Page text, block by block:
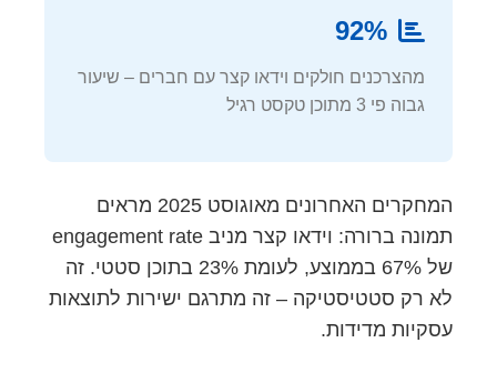
92%
מהצרכנים חולקים וידאו קצר עם חברים – שיעור
גבוה פי 3 מתוכן טקסט רגיל
המחקרים האחרונים מאוגוסט 2025 מראים
תמונה ברורה: וידאו קצר מניב engagement rate
של 67% בממוצע, לעומת 23% בתוכן סטטי. זה
לא רק סטטיסטיקה – זה מתרגם ישירות לתוצאות
עסקיות מדידות.